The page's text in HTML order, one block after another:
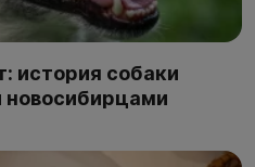
история собаки
новосибирцами